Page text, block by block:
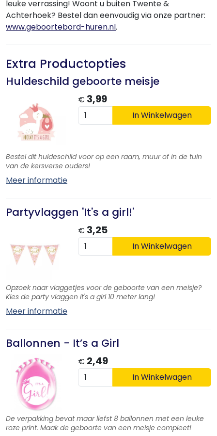
leuke verrassing! Woont u buiten Twente &
Achterhoek? Bestel dan eenvoudig via onze partner:
www.geboortebord-huren.nl.
Extra Productopties
Huldeschild geboorte meisje
€ 3,99
In Winkelwagen
Bestel dit huldeschild voor op een raam, muur of in de tuin
van de kersverse ouders!
Meer informatie
Partyvlaggen 'It's a girl!'
€ 3,25
In Winkelwagen
Opzoek naar vlaggetjes voor de geboorte van een meisje?
Kies de party vlaggen it's a girl 10 meter lang!
Meer informatie
Ballonnen - It’s a Girl
€ 2,49
In Winkelwagen
De verpakking bevat maar liefst 8 ballonnen met een leuke
roze print. Maak de geboorte van een meisje compleet!